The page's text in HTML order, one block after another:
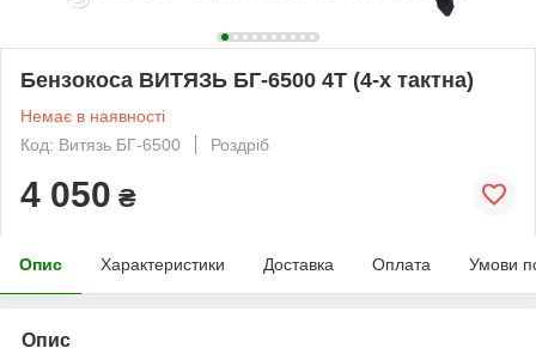
Бензокоса ВИТЯЗЬ БГ-6500 4Т (4-х тактна)
Немає в наявності
Код: Витязь БГ-6500
Роздріб
4 050 ₴
Опис Характеристики Доставка Оплата Умови
Опис